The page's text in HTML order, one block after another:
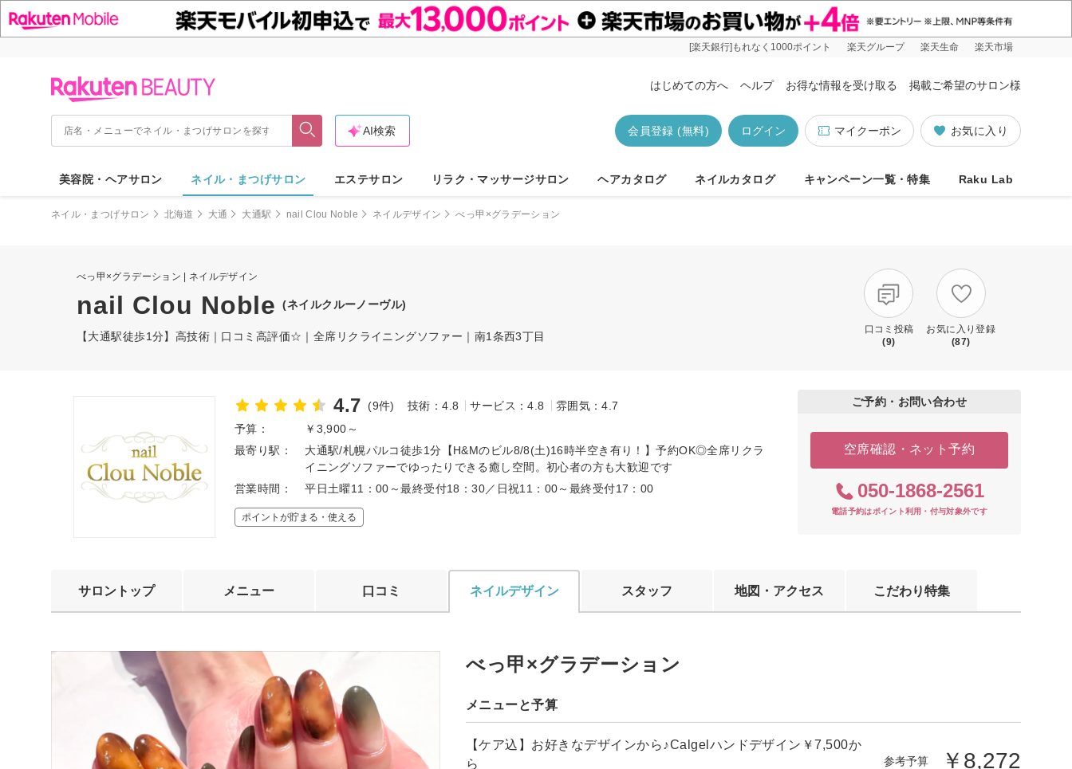
[楽天銀行]もれなく1000ポイント 楽天グループ 楽天生命 楽天市場
はじめての方へ ヘルプ お得な情報を受け取る 掲載ご希望のサロン様
お気に入り
マイクーポン
ログイン
会員登録 (無料)
AI検索
美容院・ヘアサロン ネイル・まつげサロン エステサロン リラク・マッサージサロン ヘアカタログ ネイルカタログ キャンペーン一覧・特集 Raku Lab
ネイル・まつげサロン 北海道 大通 大通駅 nail Clou Noble ネイルデザイン べっ甲×グラデーション
べっ甲×グラデーション | ネイルデザイン
nail Clou Noble (ネイルクルーノーヴル)
【大通駅徒歩1分】高技術｜口コミ高評価☆｜全席リクライニングソファー｜南1条西3丁目
口コミ投稿
(9)
お気に入り登録
(87)
4.7 (9件) 技術：4.8 サービス：4.8
雰囲気：4.7
予算：
￥3,900～
最寄り駅：
大通駅/札幌パルコ徒歩1分【H&Mのビル8/8(土)16時半空き有り！】予約OK◎全席リクラ
イニングソファーでゆったりできる癒し空間。初心者の方も大歓迎です
営業時間：
平日土曜11：00～最終受付18：30／日祝11：00～最終受付17：00
ポイントが貯まる・使える
ご予約・お問い合わせ
空席確認・ネット予約
050-1868-2561
電話予約はポイント利用・付与対象外です
サロントップ メニュー 口コミ ネイルデザイン スタッフ 地図・アクセス こだわり特集
べっ甲×グラデーション
メニューと予算
【ケア込】お好きなデザインから♪Calgelハンドデザイン￥7,500か
ら
参考予算 ￥8,272